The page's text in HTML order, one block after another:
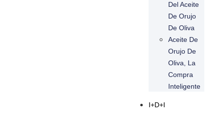
Del Aceite
De Orujo
De Oliva
Aceite De
Orujo De
Oliva, La
Compra
Inteligente
I+D+I